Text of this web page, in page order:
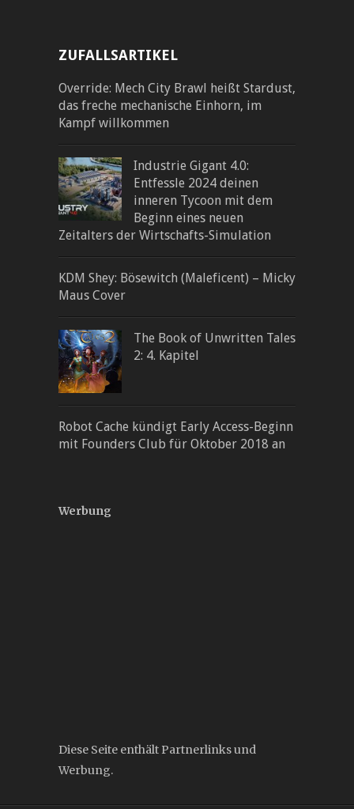
ZUFALLSARTIKEL
Override: Mech City Brawl heißt Stardust,
das freche mechanische Einhorn, im
Kampf willkommen
Industrie Gigant 4.0:
Entfessle 2024 deinen
inneren Tycoon mit dem
Beginn eines neuen
Zeitalters der Wirtschafts-Simulation
KDM Shey: Bösewitch (Maleficent) – Micky
Maus Cover
The Book of Unwritten Tales
2: 4. Kapitel
Robot Cache kündigt Early Access-Beginn
mit Founders Club für Oktober 2018 an
Werbung
Diese Seite enthält Partnerlinks und
Werbung.